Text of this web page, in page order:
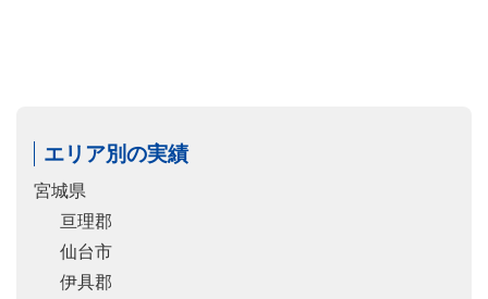
エリア別の実績
宮城県
亘理郡
仙台市
伊具郡